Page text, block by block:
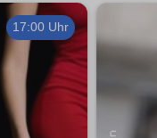
17:00 Uhr